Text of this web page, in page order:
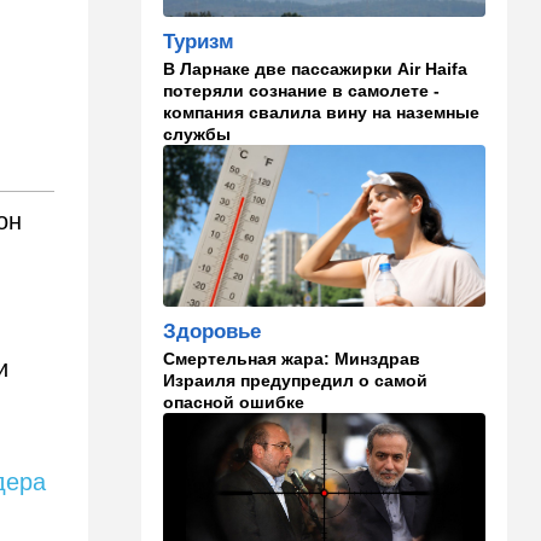
на мероприятии полиции:
Мамдани пулей вылетел со
15:30 Общество
Неожиданный поворот в
деле пропавшего парня из
Димоны: его друзья стали
подозреваемыми
15:13 В мире
Генерал с говорящим
именем предположительно
ресторане в Москве
15:00 Культура
Звездное лето и водные
драконы в Израиле: куда
сходить с детьми на
каникулах
Туризм
В Ларнаке две пассажирки Air Haifa
потеряли сознание в самолете -
компания свалила вину на наземные
службы
Здоровье
Смертельная жара: Минздрав
Израиля предупредил о самой
опасной ошибке